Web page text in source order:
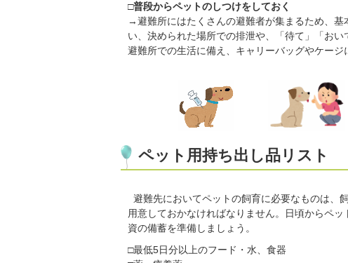
□普段からペットのしつけをしておく
→避難所にはたくさんの避難者が集まるため、
い、決められた場所での排泄や、「待て」「お
避難所での生活に備え、キャリーバッグやケージ
ペット用持ち出し品リスト
避難先においてペットの飼育に必要なものは、
用意しておかなければなりません。日頃からペッ
資の備蓄を準備しましょう。
□最低5日分以上のフード・水、食器